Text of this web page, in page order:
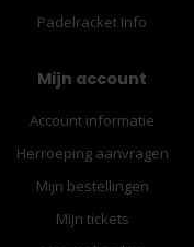
Padelracket Info
Mijn account
Account informatie
Herroeping aanvragen
Mijn bestellingen
Mijn tickets